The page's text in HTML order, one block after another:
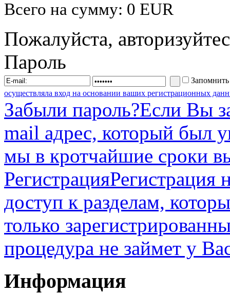
Всего на сумму: 0 EUR
Пожалуйста,
Пароль
осуществляла вход на основании ваших регистрационных
Забыли пароль?Если Вы
mail адрес, который был
мы в кротчайшие сроки
РегистрацияРегистрация
доступ к разделам,
только
процедура не займет у
Информация